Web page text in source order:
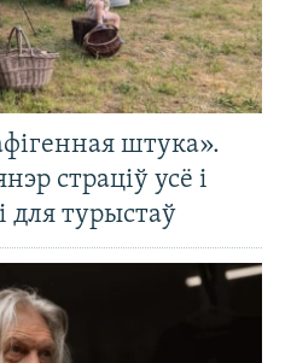
штука».
страціў усё і
для турыстаў